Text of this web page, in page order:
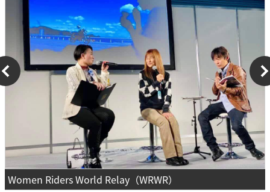
Women Riders World Relay（WRWR）